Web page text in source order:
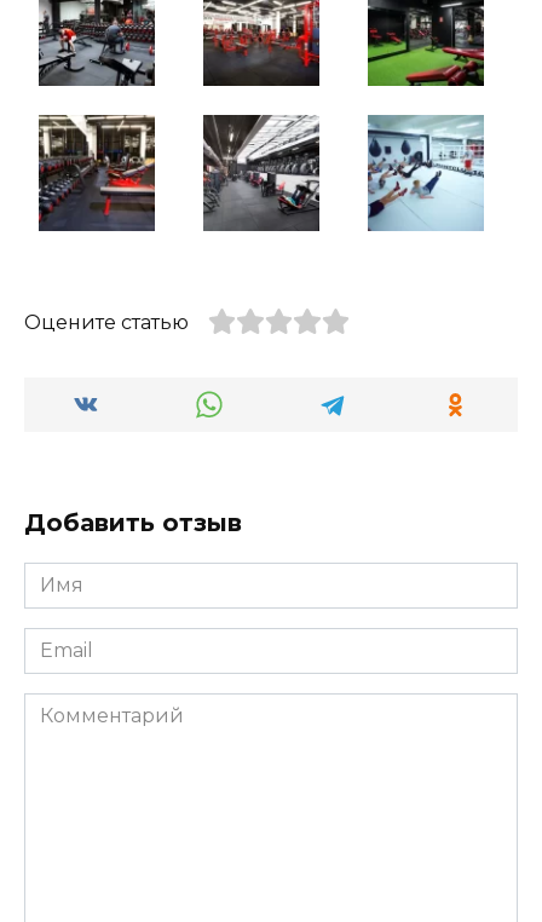
Оцените статью
Добавить отзыв
Имя
*
Email
*
Комментарий